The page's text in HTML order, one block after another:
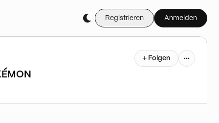
Registrieren Anmelden
+ Folgen